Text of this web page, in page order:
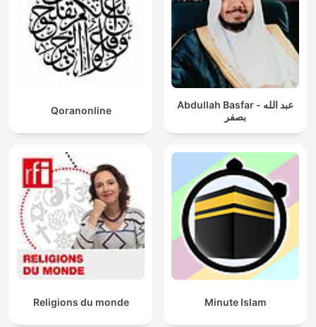
Qoranonline
Abdullah Basfar - عبد الله
بصفر
Religions du monde Minute Islam